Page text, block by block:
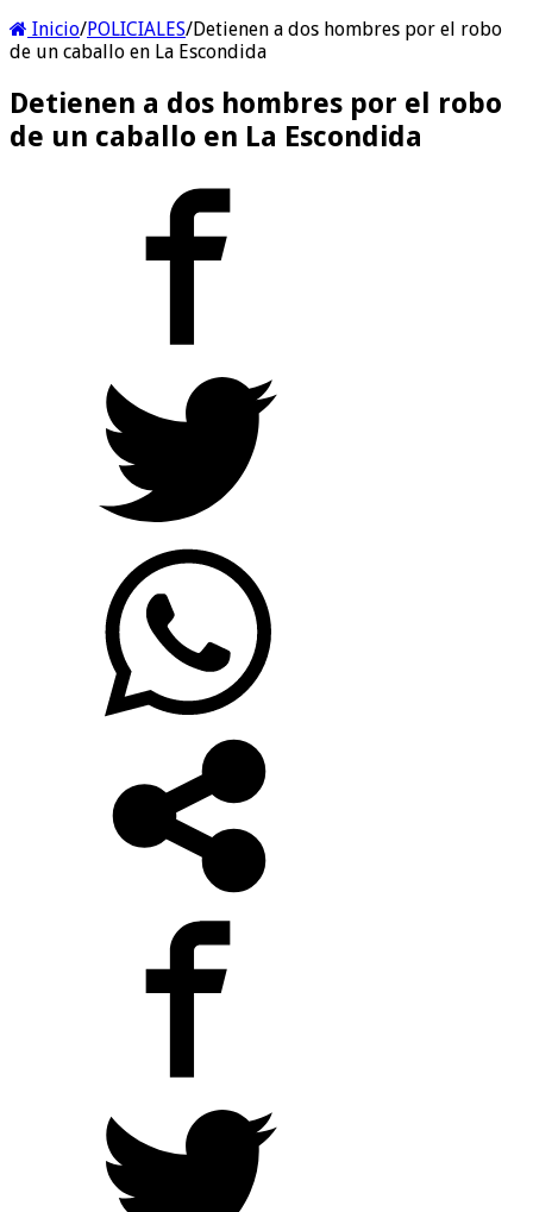
Inicio/POLICIALES/Detienen a dos hombres por el robo
de un caballo en La Escondida
Detienen a dos hombres por el robo
de un caballo en La Escondida